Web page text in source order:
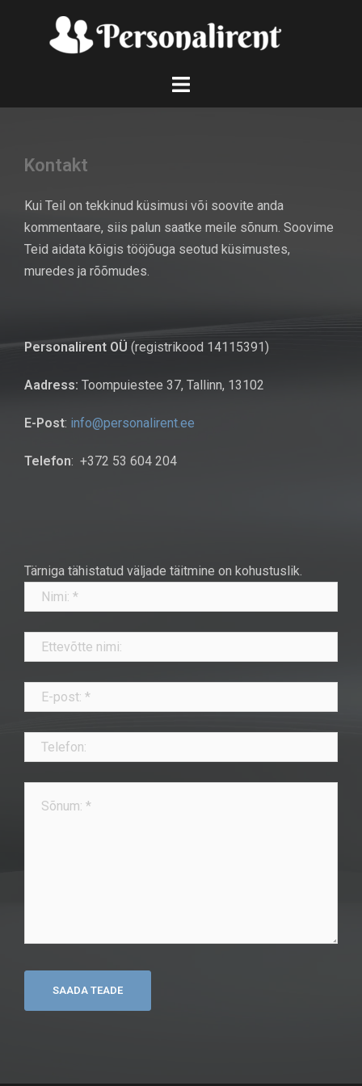
Kontakt
Kui Teil on tekkinud küsimusi või soovite anda
kommentaare, siis palun saatke meile sõnum. Soovime
Teid aidata kõigis tööjõuga seotud küsimustes,
muredes ja rõõmudes.
Personalirent OÜ (registrikood 14115391)
Aadress: Toompuiestee 37, Tallinn, 13102
E-Post: info@personalirent.ee
Telefon: +372 53 604 204
Tärniga tähistatud väljade täitmine on kohustuslik.